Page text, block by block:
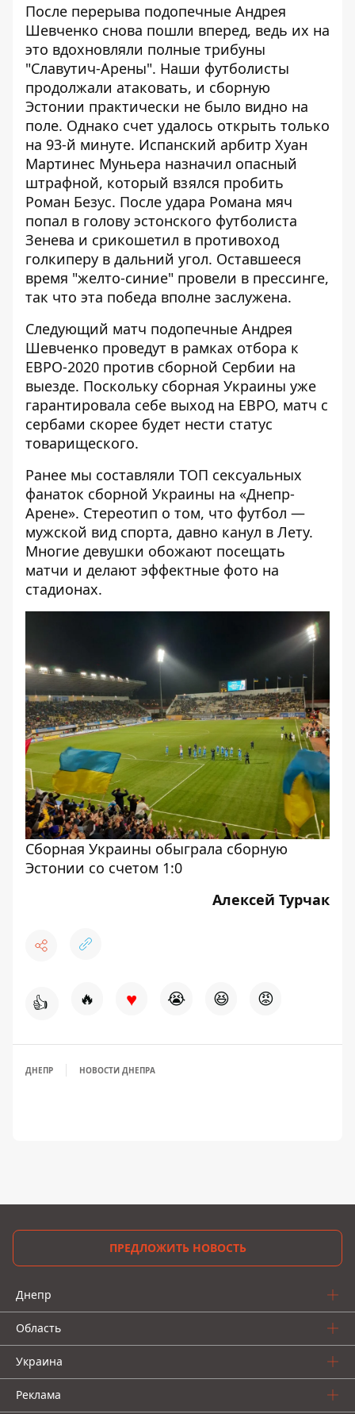
После перерыва подопечные Андрея
Шевченко снова пошли вперед, ведь их на
это вдохновляли полные трибуны
"Славутич-Арены". Наши футболисты
продолжали атаковать, и сборную
Эстонии практически не было видно на
поле. Однако счет удалось открыть только
на 93-й минуте. Испанский арбитр Хуан
Мартинес Муньера назначил опасный
штрафной, который взялся пробить
Роман Безус. После удара Романа мяч
попал в голову эстонского футболиста
Зенева и срикошетил в противоход
голкиперу в дальний угол. Оставшееся
время "желто-синие" провели в прессинге,
так что эта победа вполне заслужена.
Следующий матч подопечные Андрея
Шевченко проведут в рамках отбора к
ЕВРО-2020 против сборной Сербии на
выезде. Поскольку сборная Украины уже
гарантировала себе выход на ЕВРО, матч с
сербами скорее будет нести статус
товарищеского.
Ранее мы составляли ТОП сексуальных
фанаток сборной Украины на «Днепр-
Арене». Стереотип о том, что футбол —
мужской вид спорта, давно канул в Лету.
Многие девушки обожают посещать
матчи и делают эффектные фото на
стадионах.
Сборная Украины обыграла сборную
Эстонии со счетом 1:0
Алексей Турчак
👍 🔥 ♥ 😭 😆 😡
ДНЕПР НОВОСТИ ДНЕПРА
ПРЕДЛОЖИТЬ НОВОСТЬ
Днепр
Область
Украина
Реклама